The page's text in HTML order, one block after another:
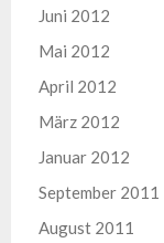
Juni 2012
Mai 2012
April 2012
März 2012
Januar 2012
September 2011
August 2011